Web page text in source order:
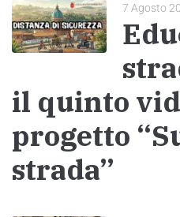
7 Agosto
il quinto
progetto
strada”